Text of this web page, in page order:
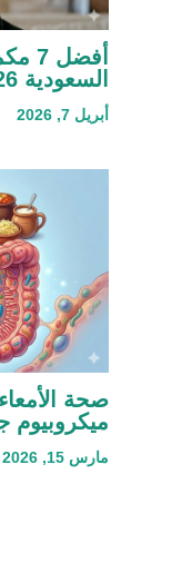
السعودية 2026
أبريل 7, 2026
ميكروبيوم
مارس 15, 2026